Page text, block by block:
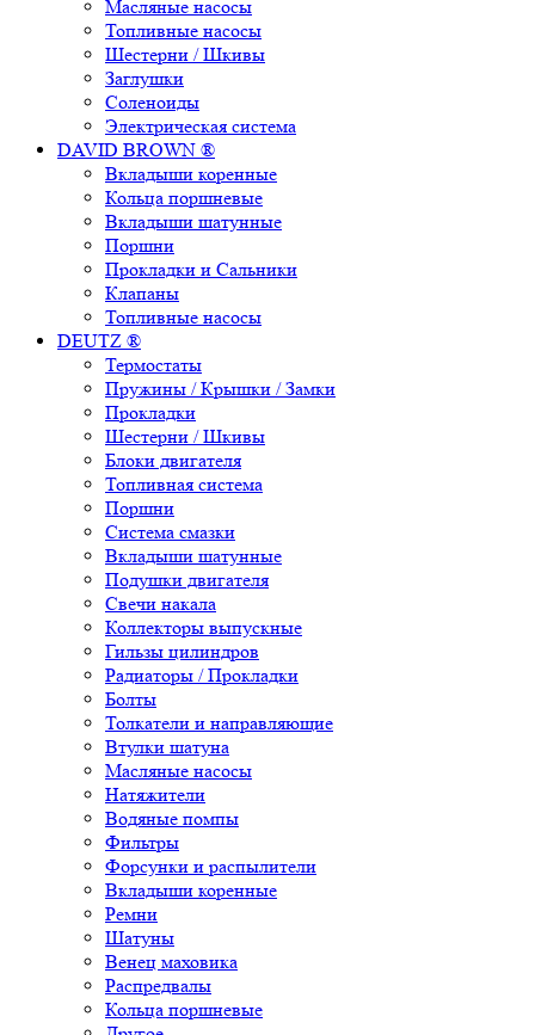
Масляные насосы
Топливные насосы
Шестерни / Шкивы
Заглушки
Соленоиды
Электрическая система
DAVID BROWN ®
Вкладыши коренные
Кольца поршневые
Вкладыши шатунные
Поршни
Прокладки и Сальники
Клапаны
Топливные насосы
DEUTZ ®
Термостаты
Пружины / Крышки / Замки
Прокладки
Шестерни / Шкивы
Блоки двигателя
Топливная система
Поршни
Система смазки
Вкладыши шатунные
Подушки двигателя
Свечи накала
Коллекторы выпускные
Гильзы цилиндров
Радиаторы / Прокладки
Болты
Толкатели и направляющие
Втулки шатуна
Масляные насосы
Натяжители
Водяные помпы
Фильтры
Форсунки и распылители
Вкладыши коренные
Ремни
Шатуны
Венец маховика
Распредвалы
Кольца поршневые